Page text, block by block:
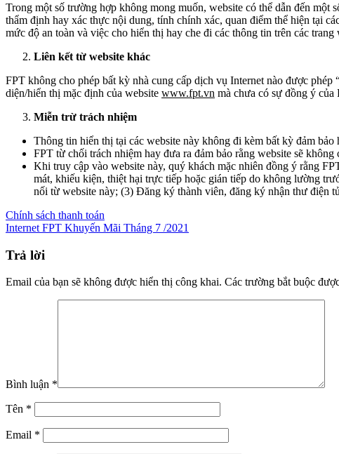
Trong một số trường hợp không mong muốn, website có thể dẫn đến
thẩm định hay xác thực nội dung, tính chính xác, quan điểm thể hiện tại
mức độ an toàn và việc cho hiển thị hay che đi các thông tin trên các
Liên kết từ website khác
FPT không cho phép bất kỳ nhà cung cấp dịch vụ Internet nào được
diện/hiển thị mặc định của website www.fpt.vn mà chưa có sự đồng ý của
Miễn trừ trách nhiệm
Thông tin hiển thị tại các website này không đi kèm bất kỳ đảm
FPT từ chối trách nhiệm hay đưa ra đảm bảo rằng website sẽ
Khi truy cập vào website này, quý khách mặc nhiên đồng ý rằng
mát, khiếu kiện, thiệt hại trực tiếp hoặc gián tiếp do không lường
nối từ website này; (3) Đăng ký thành viên, đăng ký nhận thư điện
Chính sách thanh toán
Internet FPT Khuyến Mãi Tháng 7 /2021
Trả lời
Email của bạn sẽ không được hiển thị công khai. Các trường bắt buộc
Bình luận *
Tên *
Email *